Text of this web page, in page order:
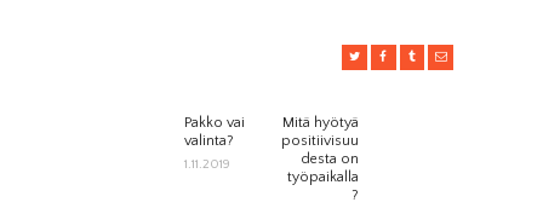
ARTIKKELIEN
SELAUS
Previous
post:
Pakko vai
valinta?
1.11.2019
Mitä hyötyä
positiivisuu
desta on
työpaikalla
?